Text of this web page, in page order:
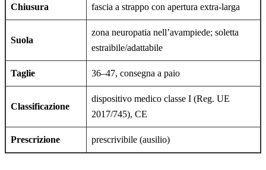
Chiusura fascia a strappo con apertura extra-larga
Suola
zona neuropatia nell’avampiede; soletta
estraibile/adattabile
Taglie 36–47, consegna a paio
Classificazione
dispositivo medico classe I (Reg. UE
2017/745), CE
Prescrizione prescrivibile (ausilio)